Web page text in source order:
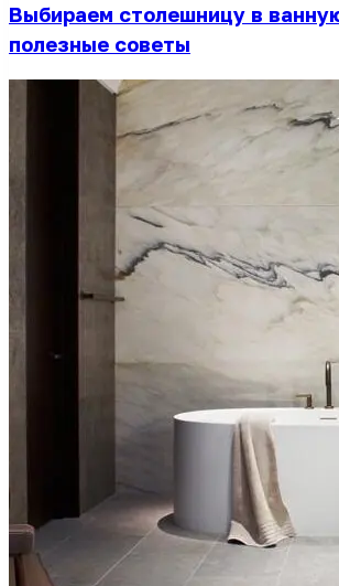
Выбираем столешницу в
полезные советы